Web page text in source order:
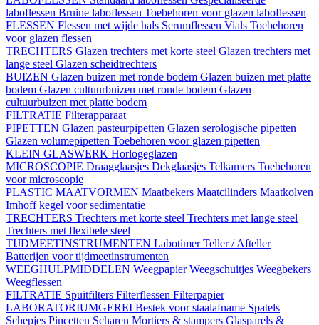
laboflessen Bruine laboflessen Toebehoren voor glazen laboflessen
FLESSEN Flessen met wijde hals Serumflessen Vials Toebehoren
voor glazen flessen
TRECHTERS Glazen trechters met korte steel Glazen trechters met
lange steel Glazen scheidtrechters
BUIZEN Glazen buizen met ronde bodem Glazen buizen met platte
bodem Glazen cultuurbuizen met ronde bodem Glazen
cultuurbuizen met platte bodem
FILTRATIE Filterapparaat
PIPETTEN Glazen pasteurpipetten Glazen serologische pipetten
Glazen volumepipetten Toebehoren voor glazen pipetten
KLEIN GLASWERK Horlogeglazen
MICROSCOPIE Draagglaasjes Dekglaasjes Telkamers Toebehoren
voor microscopie
PLASTIC MAATVORMEN Maatbekers Maatcilinders Maatkolven
Imhoff kegel voor sedimentatie
TRECHTERS Trechters met korte steel Trechters met lange steel
Trechters met flexibele steel
TIJDMEETINSTRUMENTEN LabotimerTeller / Afteller
Batterijen voor tijdmeetinstrumenten
WEEGHULPMIDDELEN WeegpapierWeegschuitjes Weegbekers
Weegflessen
FILTRATIE Spuitfilters Filterflessen Filterpapier
LABORATORIUMGEREI Bestek voor staalafname Spatels
Schepjes Pincetten Scharen Mortiers & stampers Glasparels &